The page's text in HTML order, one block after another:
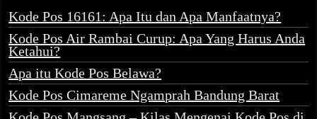
Kode Pos 16161: Apa Itu dan Apa Manfaatnya?
Kode Pos Air Rambai Curup: Apa Yang Harus Anda
Ketahui?
Apa itu Kode Pos Belawa?
Kode Pos Cimareme Ngamprah Bandung Barat